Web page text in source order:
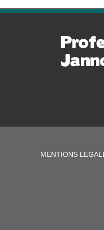
MENTIONS